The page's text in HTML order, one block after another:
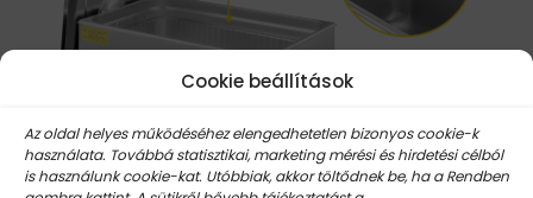
Cookie beállítások
Az oldal helyes működéséhez elengedhetetlen bizonyos cookie-k
használata. Továbbá statisztikai, marketing mérési és hirdetési célból
is használunk cookie-kat. Utóbbiak, akkor töltődnek be, ha a Rendben